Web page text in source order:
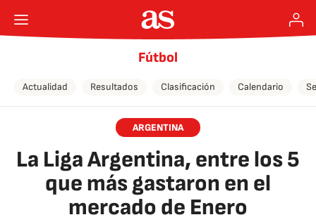
Fútbol
Actualidad Resultados Clasificación Calendario
ARGENTINA
La Liga Argentina, entre los 5
que más gastaron en el
mercado de Enero